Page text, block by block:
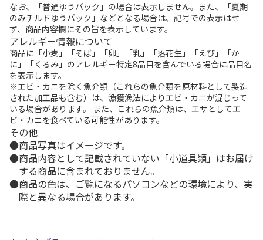
なお、「普通ゆうパック」の場合は表示しません。また、「夏期
のみチルドゆうパック」などとなる場合は、記号での表示はせ
ず、商品内容欄にその旨を表示しています。
アレルギー情報について
商品に「小麦」「そば」「卵」「乳」「落花生」「えび」「か
に」「くるみ」のアレルギー特定8品目を含んでいる場合に品目名
を表示します。
※エビ・カニを除く魚介類（これらの魚介類を原材料として製造
された加工品も含む）は、漁獲漁法によりエビ・カニが混じって
いる場合があります。 また、これらの魚介類は、エサとしてエ
ビ・カニを食べている可能性があります。
その他
商品写真はイメージです。
商品内容として記載されていない「小道具類」はお届け
する商品に含まれておりません。
商品の色は、ご覧になるパソコンなどの環境により、実
際と異なる場合があります。